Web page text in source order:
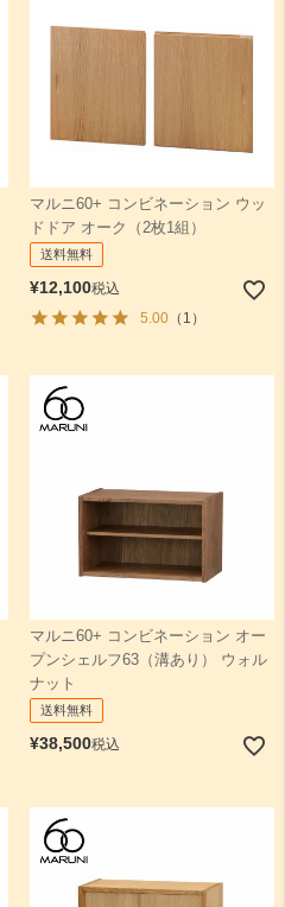
マルニ60+ コンビネーション ウッ
ドドア オーク（2枚1組）
送料無料
¥12,100税込
5.00（1）
マルニ60+ コンビネーション オー
プンシェルフ63（溝あり） ウォル
ナット
送料無料
¥38,500税込